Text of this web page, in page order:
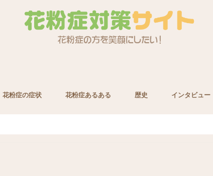
花粉症の症状 花粉症あるある 歴史 インタビュー